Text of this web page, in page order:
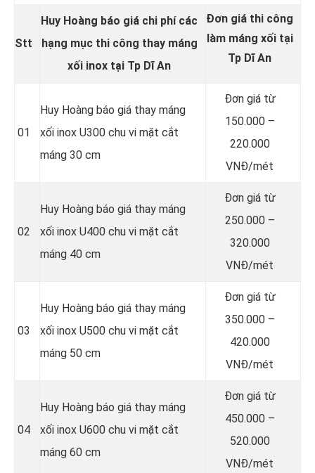
Stt
Huy Hoàng báo giá chi phí các
hạng mục thi công thaymáng
xối inox tại Tp Dĩ An
Đơn giá thi công
làm máng xối tại
Tp Dĩ An
01
Huy Hoàng báo giá thay máng
xối inox U300 chu vi mặt cắt
máng 30 cm
Đơn giá từ
150.000 –
220.000
VNĐ/mét
02
Huy Hoàng báo giá thay máng
xối inox U400 chu vi mặt cắt
máng 40 cm
Đơn giá từ
250.000 –
320.000
VNĐ/mét
03
Huy Hoàng báo giá thay máng
xối inox U500 chu vi mặt cắt
máng 50 cm
Đơn giá từ
350.000 –
420.000
VNĐ/mét
04
Huy Hoàng báo giá thay máng
xối inox U600 chu vi mặt cắt
máng 60 cm
Đơn giá từ
450.000 –
520.000
VNĐ/mét